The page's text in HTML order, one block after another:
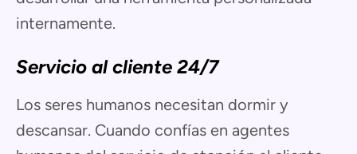
internamente.
Servicio al cliente 24/7
Los seres humanos necesitan dormir y
descansar. Cuando confías en agentes